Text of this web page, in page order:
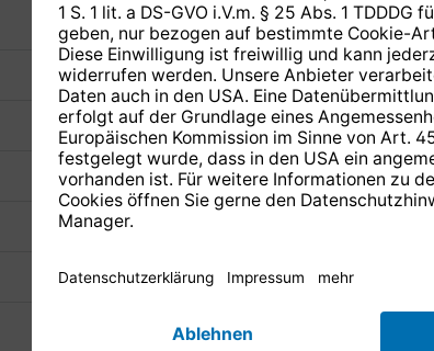
250 cd/m²
5 ms
160° V / 170° H
Ja
Ja
Ja